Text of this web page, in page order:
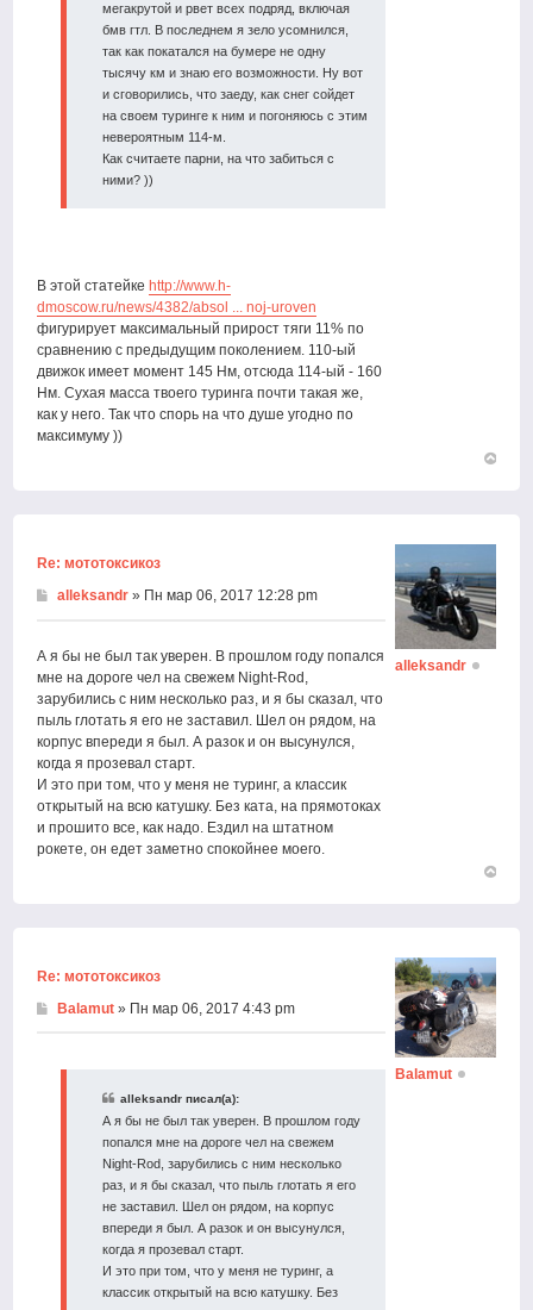
мегакрутой и рвет всех подряд, включая
бмв гтл. В последнем я зело усомнился,
так как покатался на бумере не одну
тысячу км и знаю его возможности. Ну вот
и сговорились, что заеду, как снег сойдет
на своем туринге к ним и погоняюсь с этим
невероятным 114-м.
Как считаете парни, на что забиться с
ними? ))
В этой статейке http://www.h-
dmoscow.ru/news/4382/absol ... noj-uroven
фигурирует максимальный прирост тяги 11% по
сравнению с предыдущим поколением. 110-ый
движок имеет момент 145 Нм, отсюда 114-ый - 160
Нм. Сухая масса твоего туринга почти такая же,
как у него. Так что спорь на что душе угодно по
максимуму ))
Re: мототоксикоз
alleksandr » Пн мар 06, 2017 12:28 pm
А я бы не был так уверен. В прошлом году попался
мне на дороге чел на свежем Night-Rod,
зарубились с ним несколько раз, и я бы сказал, что
пыль глотать я его не заставил. Шел он рядом, на
корпус впереди я был. А разок и он высунулся,
когда я прозевал старт.
И это при том, что у меня не туринг, а классик
открытый на всю катушку. Без ката, на прямотоках
и прошито все, как надо. Ездил на штатном
рокете, он едет заметно спокойнее моего.
alleksandr
Re: мототоксикоз
Balamut » Пн мар 06, 2017 4:43 pm
alleksandr писал(а):
А я бы не был так уверен. В прошлом году
попался мне на дороге чел на свежем
Night-Rod, зарубились с ним несколько
раз, и я бы сказал, что пыль глотать я его
не заставил. Шел он рядом, на корпус
впереди я был. А разок и он высунулся,
когда я прозевал старт.
И это при том, что у меня не туринг, а
классик открытый на всю катушку. Без
Balamut